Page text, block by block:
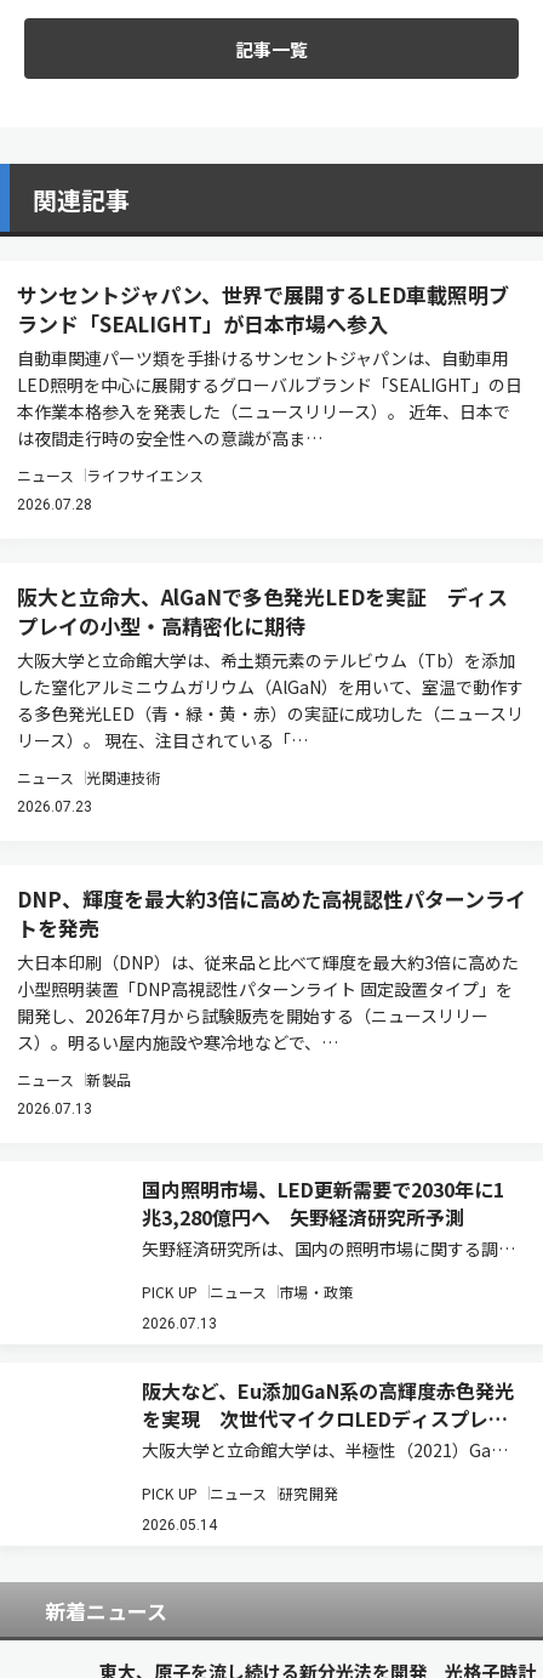
記事一覧
関連記事
サンセントジャパン、世界で展開するLED車載照明ブ
ランド「SEALIGHT」が日本市場へ参入
自動車関連パーツ類を手掛けるサンセントジャパンは、自動車用
LED照明を中心に展開するグローバルブランド「SEALIGHT」の日
本作業本格参入を発表した（ニュースリリース）。 近年、日本で
は夜間走行時の安全性への意識が高ま…
ニュース ライフサイエンス
2026.07.28
阪大と立命大、AlGaNで多色発光LEDを実証 ディス
プレイの小型・高精密化に期待
大阪大学と立命館大学は、希土類元素のテルビウム（Tb）を添加
した窒化アルミニウムガリウム（AlGaN）を用いて、室温で動作す
る多色発光LED（青・緑・黄・赤）の実証に成功した（ニュースリ
リース）。 現在、注目されている「…
ニュース 光関連技術
2026.07.23
DNP、輝度を最大約3倍に高めた高視認性パターンライ
トを発売
大日本印刷（DNP）は、従来品と比べて輝度を最大約3倍に高めた
小型照明装置「DNP高視認性パターンライト 固定設置タイプ」を
開発し、2026年7月から試験販売を開始する（ニュースリリー
ス）。明るい屋内施設や寒冷地などで、…
ニュース 新製品
2026.07.13
国内照明市場、LED更新需要で2030年に1
兆3,280億円へ 矢野経済研究所予測
矢野経済研究所は、国内の照明市場に関する調査
の国内照明総市場規模は、前年比3.8％増の1兆
910億2,500万円と推計している。既設の蛍光灯
PICK UP ニュース 市場・政策
2026.07.13
阪大など、Eu添加GaN系の高輝度赤色発光
を実現 次世代マイクロLEDディスプレイ
に期待
大阪大学と立命館大学は、半極性（2021）GaN
光効率の高いEu発光中心が優先的に形成されるこ
とを明らかにした（ニュースリリース）。 近年、
PICK UP ニュース 研究開発
2026.05.14
新着ニュース
東大、原子を流し続ける新分光法を開発 光格子時計